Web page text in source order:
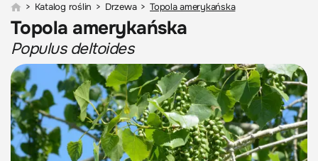
> Katalog roślin > Drzewa > Topola amerykańska
Topola amerykańska
Populus deltoides